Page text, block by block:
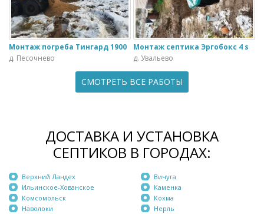
Монтаж погреба Тингард 1900
д. Песочнево
Монтаж септика Эргобокс 4 s
д. Увальево
СМОТРЕТЬ ВСЕ РАБОТЫ
ДОСТАВКА И УСТАНОВКА
СЕПТИКОВ В ГОРОДАХ:
Верхний Ландех
Ильинское-Хованское
Комсомольск
Наволоки
Вичуга
Каменка
Кохма
Нерль